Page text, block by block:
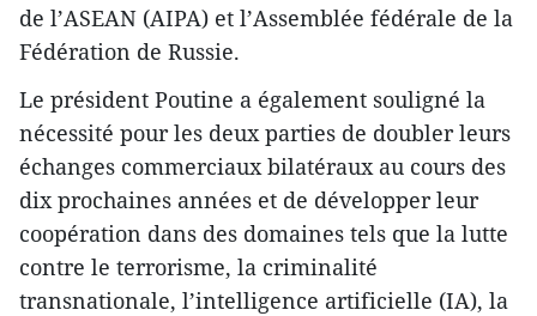
de l’ASEAN (AIPA) et l’Assemblée fédérale de la
Fédération de Russie.
Le président Poutine a également souligné la
nécessité pour les deux parties de doubler leurs
échanges commerciaux bilatéraux au cours des
dix prochaines années et de développer leur
coopération dans des domaines tels que la lutte
contre le terrorisme, la criminalité
transnationale, l’intelligence artificielle (IA), la